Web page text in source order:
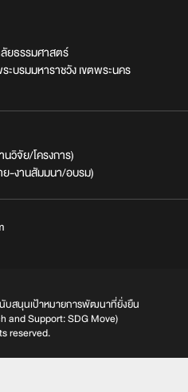
ยธรรมศาสตร์
ะบรมมหาราชวัง เขตพระนคร
วิจัย/โครงการ)
-งานสัมมนา/อบรม)
บสนุนเป้าหมายการพัฒนาที่ยั่งยืน
and Support: SDG Move)
reserved.